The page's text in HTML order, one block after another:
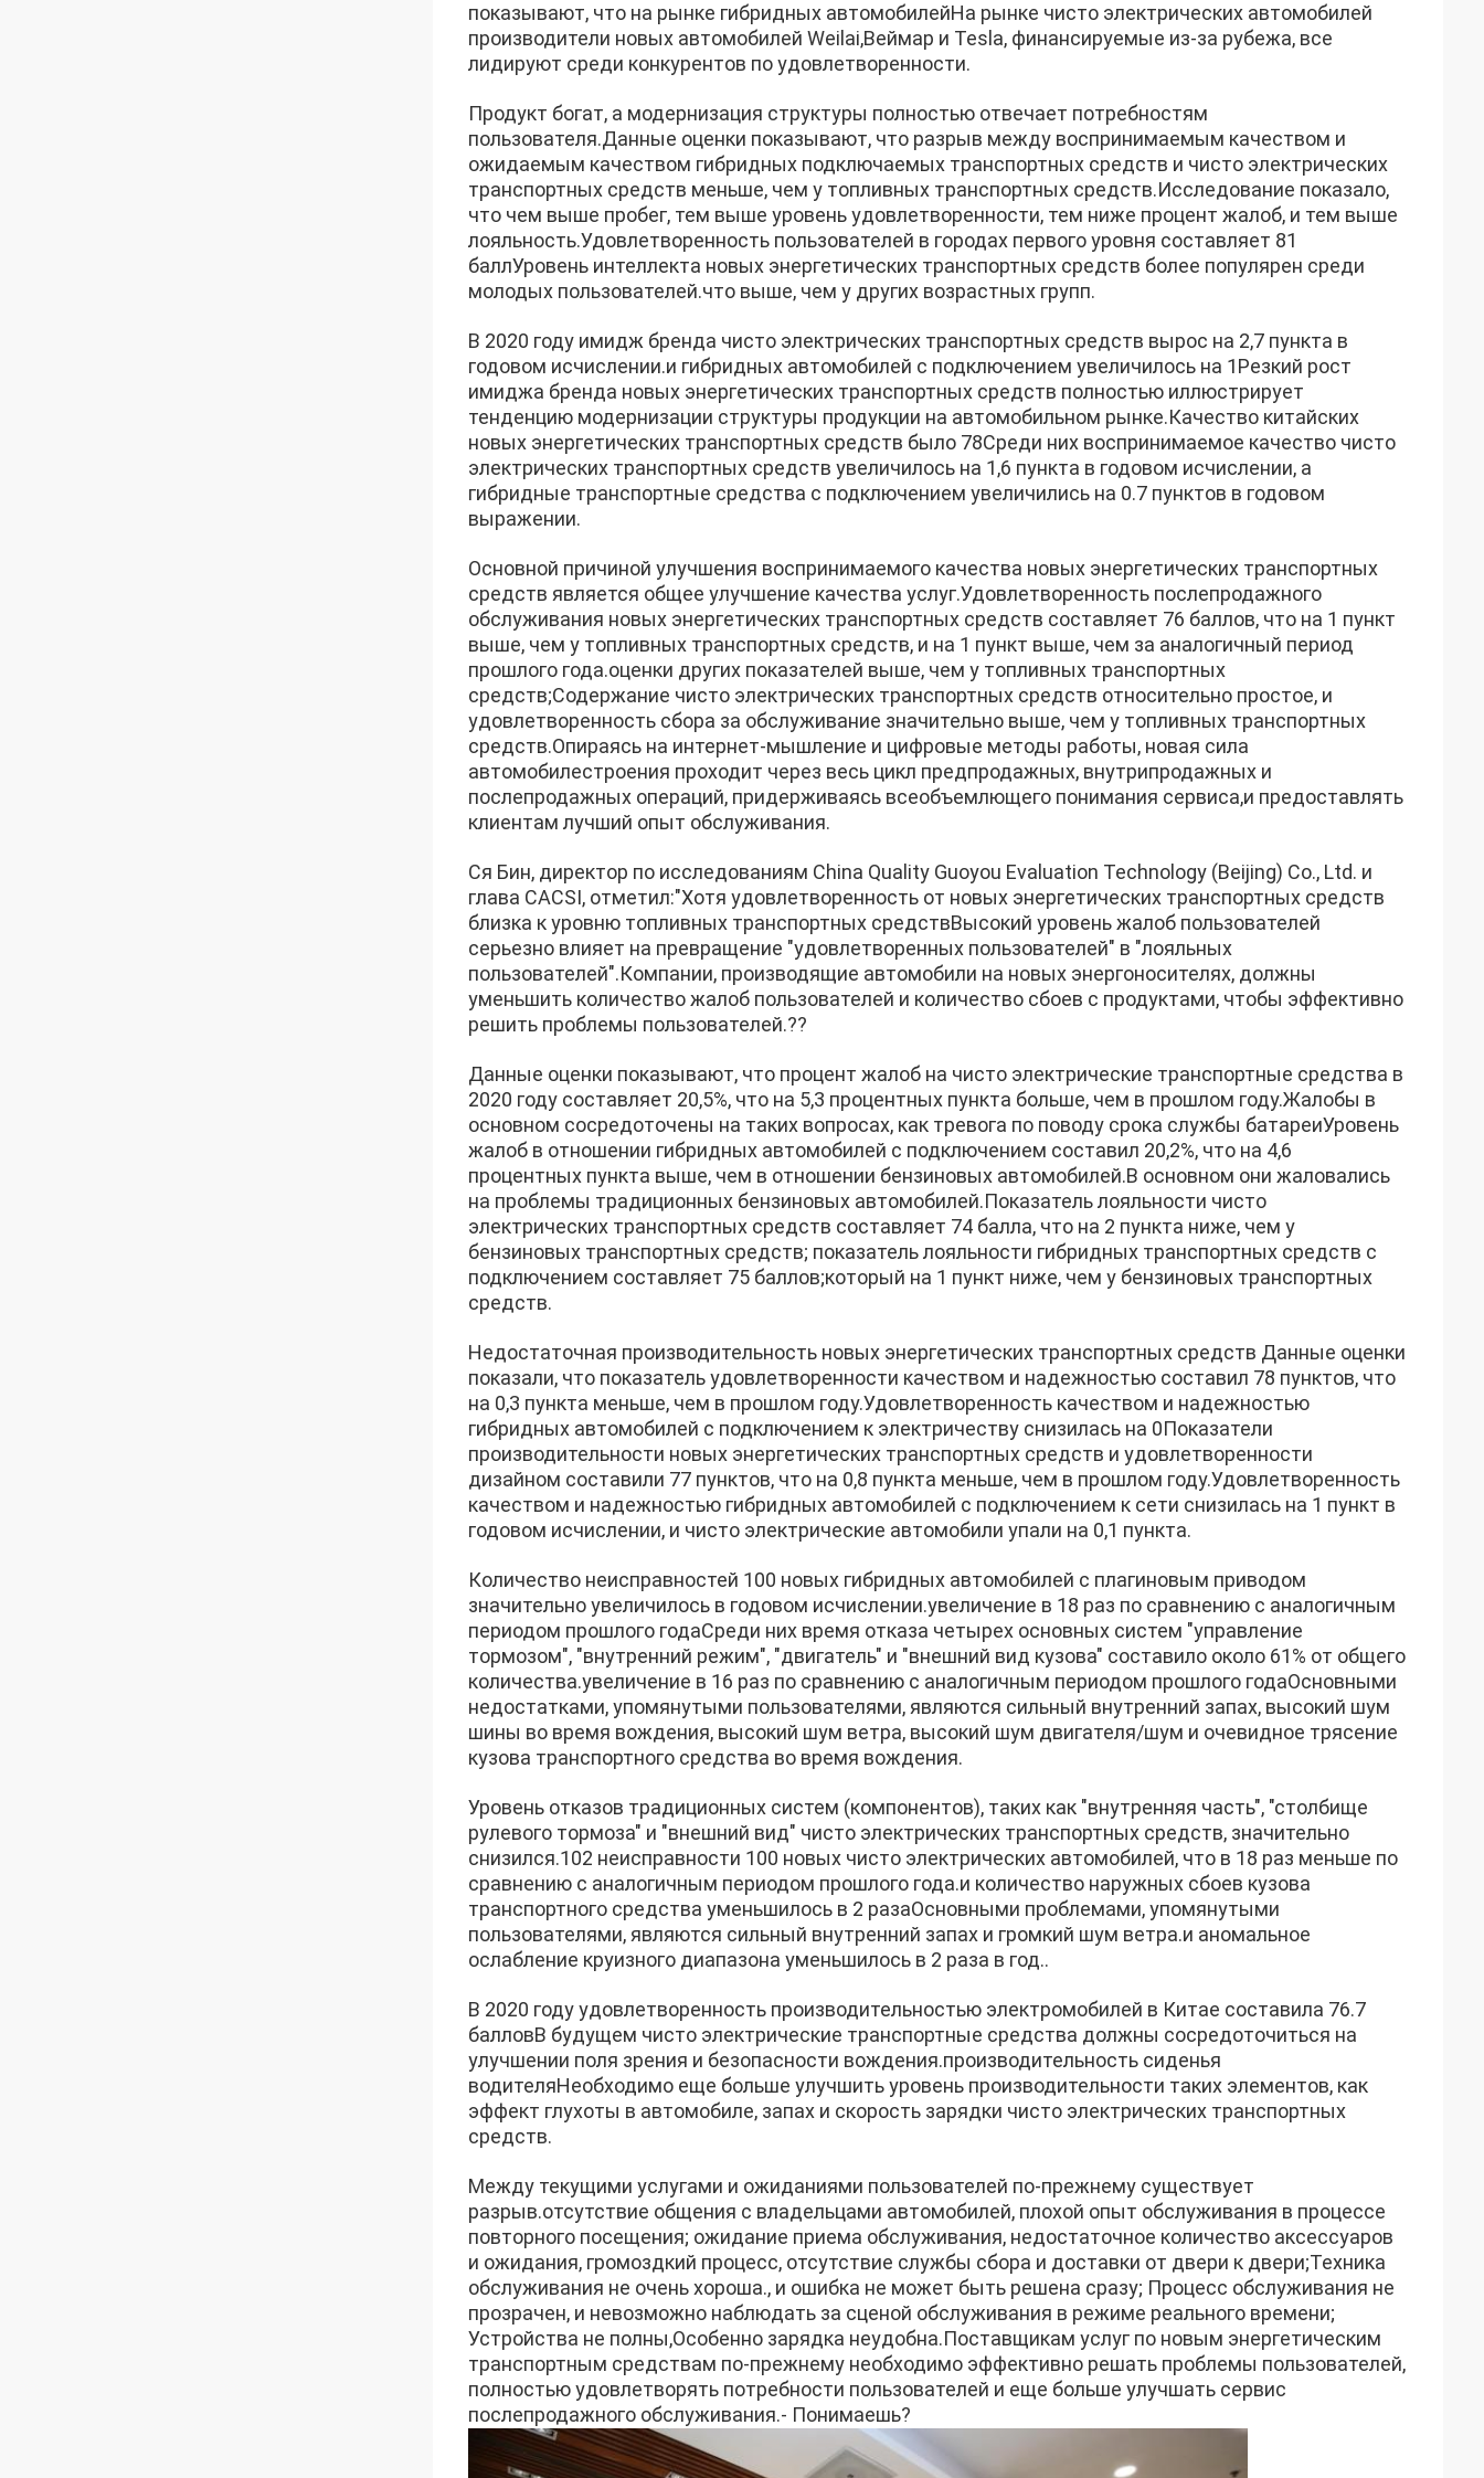
показывают, что на рынке гибридных автомобилейНа рынке чисто электрических автомобилей
производители новых автомобилей Weilai,Веймар и Tesla, финансируемые из-за рубежа, все
лидируют среди конкурентов по удовлетворенности.
Продукт богат, а модернизация структуры полностью отвечает потребностям
пользователя.Данные оценки показывают, что разрыв между воспринимаемым качеством и
ожидаемым качеством гибридных подключаемых транспортных средств и чисто электрических
транспортных средств меньше, чем у топливных транспортных средств.Исследование показало,
что чем выше пробег, тем выше уровень удовлетворенности, тем ниже процент жалоб, и тем выше
лояльность.Удовлетворенность пользователей в городах первого уровня составляет 81
баллУровень интеллекта новых энергетических транспортных средств более популярен среди
молодых пользователей.что выше, чем у других возрастных групп.
В 2020 году имидж бренда чисто электрических транспортных средств вырос на 2,7 пункта в
годовом исчислении.и гибридных автомобилей с подключением увеличилось на 1Резкий рост
имиджа бренда новых энергетических транспортных средств полностью иллюстрирует
тенденцию модернизации структуры продукции на автомобильном рынке.Качество китайских
новых энергетических транспортных средств было 78Среди них воспринимаемое качество чисто
электрических транспортных средств увеличилось на 1,6 пункта в годовом исчислении, а
гибридные транспортные средства с подключением увеличились на 0.7 пунктов в годовом
выражении.
Основной причиной улучшения воспринимаемого качества новых энергетических транспортных
средств является общее улучшение качества услуг.Удовлетворенность послепродажного
обслуживания новых энергетических транспортных средств составляет 76 баллов, что на 1 пункт
выше, чем у топливных транспортных средств, и на 1 пункт выше, чем за аналогичный период
прошлого года.оценки других показателей выше, чем у топливных транспортных
средств;Содержание чисто электрических транспортных средств относительно простое, и
удовлетворенность сбора за обслуживание значительно выше, чем у топливных транспортных
средств.Опираясь на интернет-мышление и цифровые методы работы, новая сила
автомобилестроения проходит через весь цикл предпродажных, внутрипродажных и
послепродажных операций, придерживаясь всеобъемлющего понимания сервиса,и предоставлять
клиентам лучший опыт обслуживания.
Ся Бин, директор по исследованиям China Quality Guoyou Evaluation Technology (Beijing) Co., Ltd. и
глава CACSI, отметил:"Хотя удовлетворенность от новых энергетических транспортных средств
близка к уровню топливных транспортных средствВысокий уровень жалоб пользователей
серьезно влияет на превращение "удовлетворенных пользователей" в "лояльных
пользователей".Компании, производящие автомобили на новых энергоносителях, должны
уменьшить количество жалоб пользователей и количество сбоев с продуктами, чтобы эффективно
решить проблемы пользователей.??
Данные оценки показывают, что процент жалоб на чисто электрические транспортные средства в
2020 году составляет 20,5%, что на 5,3 процентных пункта больше, чем в прошлом году.Жалобы в
основном сосредоточены на таких вопросах, как тревога по поводу срока службы батареиУровень
жалоб в отношении гибридных автомобилей с подключением составил 20,2%, что на 4,6
процентных пункта выше, чем в отношении бензиновых автомобилей.В основном они жаловались
на проблемы традиционных бензиновых автомобилей.Показатель лояльности чисто
электрических транспортных средств составляет 74 балла, что на 2 пункта ниже, чем у
бензиновых транспортных средств; показатель лояльности гибридных транспортных средств с
подключением составляет 75 баллов;который на 1 пункт ниже, чем у бензиновых транспортных
средств.
Недостаточная производительность новых энергетических транспортных средств Данные оценки
показали, что показатель удовлетворенности качеством и надежностью составил 78 пунктов, что
на 0,3 пункта меньше, чем в прошлом году.Удовлетворенность качеством и надежностью
гибридных автомобилей с подключением к электричеству снизилась на 0Показатели
производительности новых энергетических транспортных средств и удовлетворенности
дизайном составили 77 пунктов, что на 0,8 пункта меньше, чем в прошлом году.Удовлетворенность
качеством и надежностью гибридных автомобилей с подключением к сети снизилась на 1 пункт в
годовом исчислении, и чисто электрические автомобили упали на 0,1 пункта.
Количество неисправностей 100 новых гибридных автомобилей с плагиновым приводом
значительно увеличилось в годовом исчислении.увеличение в 18 раз по сравнению с аналогичным
периодом прошлого годаСреди них время отказа четырех основных систем "управление
тормозом", "внутренний режим", "двигатель" и "внешний вид кузова" составило около 61% от общего
количества.увеличение в 16 раз по сравнению с аналогичным периодом прошлого годаОсновными
недостатками, упомянутыми пользователями, являются сильный внутренний запах, высокий шум
шины во время вождения, высокий шум ветра, высокий шум двигателя/шум и очевидное трясение
кузова транспортного средства во время вождения.
Уровень отказов традиционных систем (компонентов), таких как "внутренняя часть", "столбище
рулевого тормоза" и "внешний вид" чисто электрических транспортных средств, значительно
снизился.102 неисправности 100 новых чисто электрических автомобилей, что в 18 раз меньше по
сравнению с аналогичным периодом прошлого года.и количество наружных сбоев кузова
транспортного средства уменьшилось в 2 разаОсновными проблемами, упомянутыми
пользователями, являются сильный внутренний запах и громкий шум ветра.и аномальное
ослабление круизного диапазона уменьшилось в 2 раза в год..
В 2020 году удовлетворенность производительностью электромобилей в Китае составила 76.7
балловВ будущем чисто электрические транспортные средства должны сосредоточиться на
улучшении поля зрения и безопасности вождения.производительность сиденья
водителяНеобходимо еще больше улучшить уровень производительности таких элементов, как
эффект глухоты в автомобиле, запах и скорость зарядки чисто электрических транспортных
средств.
Между текущими услугами и ожиданиями пользователей по-прежнему существует
разрыв.отсутствие общения с владельцами автомобилей, плохой опыт обслуживания в процессе
повторного посещения; ожидание приема обслуживания, недостаточное количество аксессуаров
и ожидания, громоздкий процесс, отсутствие службы сбора и доставки от двери к двери;Техника
обслуживания не очень хороша., и ошибка не может быть решена сразу; Процесс обслуживания не
прозрачен, и невозможно наблюдать за сценой обслуживания в режиме реального времени;
Устройства не полны,Особенно зарядка неудобна.Поставщикам услуг по новым энергетическим
транспортным средствам по-прежнему необходимо эффективно решать проблемы пользователей,
полностью удовлетворять потребности пользователей и еще больше улучшать сервис
послепродажного обслуживания.- Понимаешь?